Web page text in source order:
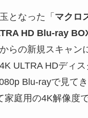
となった「 マクロ
HD Blu-ray
らの新規スキャン
ULTRA HDディ
Blu-rayで見て
家庭用の4K解像度